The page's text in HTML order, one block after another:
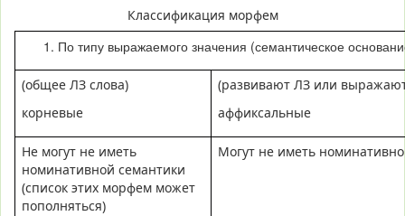
Классификация морфем
По типу выражаемого значения (семантическое
(общее ЛЗ слова)
корневые
(развивают ЛЗ или
аффиксальные
Не могут не иметь
номинативной семантики
(список этих морфем может
пополняться)
Могут не иметь